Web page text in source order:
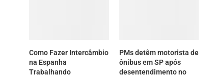
Como Fazer Intercâmbio
na Espanha
Trabalhando
PMs detêm motorista de
ônibus em SP após
desentendimento no